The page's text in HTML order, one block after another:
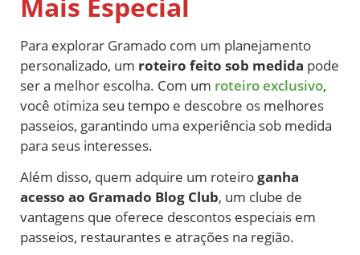
Para explorar Gramado com um planejamento
personalizado, um roteiro feito sob medida pode
ser a melhor escolha. Com um roteiro exclusivo,
você otimiza seu tempo e descobre os melhores
passeios, garantindo uma experiência sob medida
para seus interesses.
Além disso, quem adquire um roteiroganha
acesso ao Gramado Blog Club, um clube de
vantagens que oferece descontos especiais em
passeios, restaurantes e atrações na região.